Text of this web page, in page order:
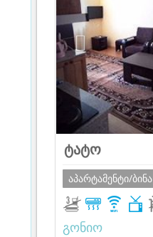
ტატო
აპარტამენტი/ბინა
გონიო